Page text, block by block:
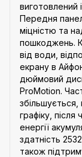
виготовлений
Передня
міцністю та
пошкоджень.
від води,
екрану в
дюймовий
ProMotion.
графіку,
енергії
здатність
також